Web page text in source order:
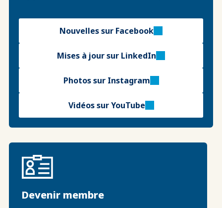
Nouvelles sur Facebook
Mises à jour sur LinkedIn
Photos sur Instagram
Vidéos sur YouTube
Devenir membre